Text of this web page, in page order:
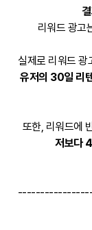
리워드 광고
실제로 리워드 광
유저의 30일 리
또한, 리워드에
저보다